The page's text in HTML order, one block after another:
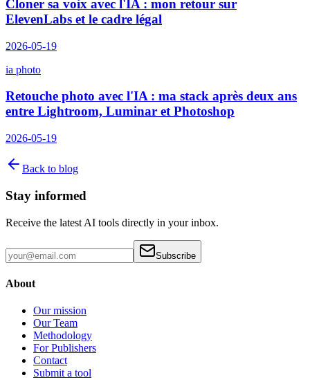
Cloner sa voix avec l'IA : mon retour sur
ElevenLabs et le cadre légal
2026-05-19
ia photo
Retouche photo avec l'IA : ma stack après deux ans
entre Lightroom, Luminar et Photoshop
2026-05-19
Back to blog
Stay informed
Receive the latest AI tools directly in your inbox.
Subscribe
About
Our mission
Our Team
Methodology
For Publishers
Contact
Submit a tool